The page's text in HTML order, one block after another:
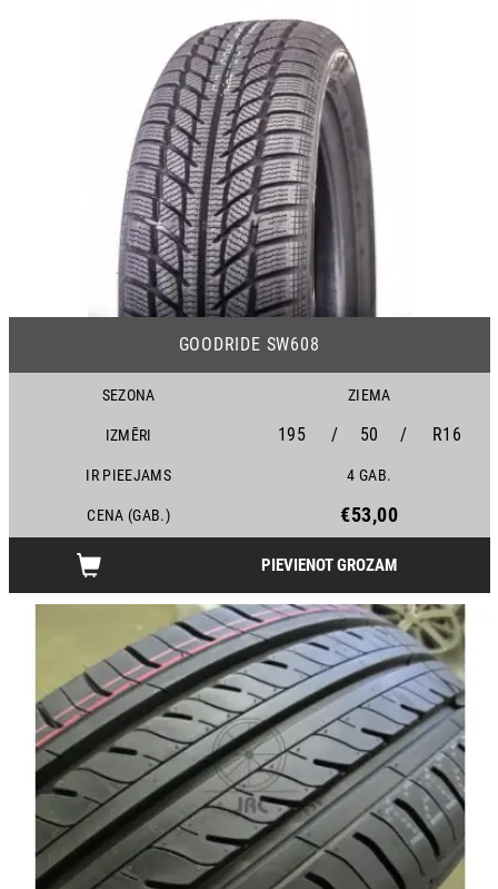
GOODRIDE SW608
SEZONA ZIEMA
IZMĒRI 195 / 50 / R16
IR PIEEJAMS 4 GAB.
CENA (GAB.) €53,00
PIEVIENOT GROZAM